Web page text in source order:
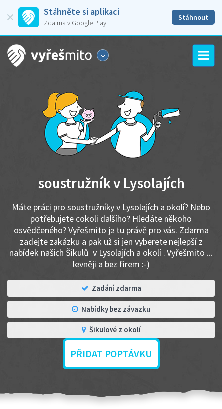
Stáhněte si aplikaci
Zdarma v Google Play
Stáhnout
soustružník v Lysolajích
Máte práci pro soustružníky v Lysolajích a okolí? Nebo
potřebujete cokoli dalšího? Hledáte někoho
osvědčeného? Vyřešmito je tu právě pro vás. Zdarma
zadejte zakázku a pak už si jen vyberete nejlepší z
nabídek našich Šikulů v Lysolajích a okolí . Vyřešmito ...
levněji a bez firem :-)
Zadání zdarma
Nabídky bez závazku
Šikulové z okolí
PŘIDAT POPTÁVKU